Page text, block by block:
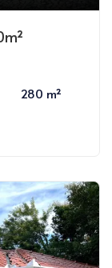
280 m²